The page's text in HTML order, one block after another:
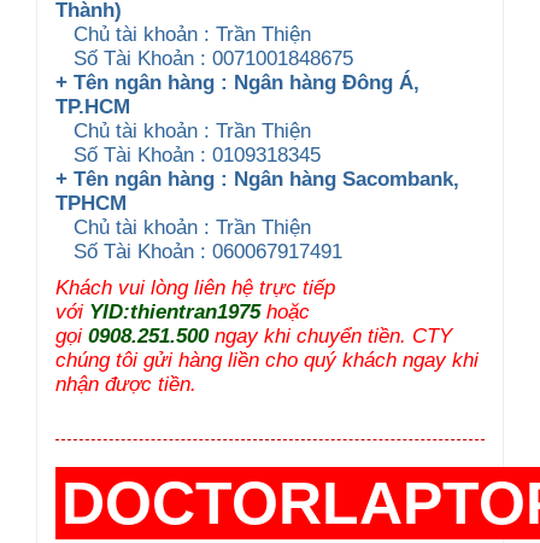
Thành)
Chủ tài khoản : Trần Thiện
Số Tài Khoản : 0071001848675
+ Tên ngân hàng : Ngân hàng Đông Á,
TP.HCM
Chủ tài khoản : Trần Thiện
Số Tài Khoản : 0109318345
+ Tên ngân hàng : Ngân hàng Sacombank,
TPHCM
Chủ tài khoản : Trần Thiện
Số Tài Khoản : 060067917491
Khách vui lòng liên hệ trực tiếp
với YID:thientran1975hoặc
gọi 0908.251.500ngay khi chuyển tiền. CTY
chúng tôi gửi hàng liền cho quý khách ngay khi
nhận được tiền.